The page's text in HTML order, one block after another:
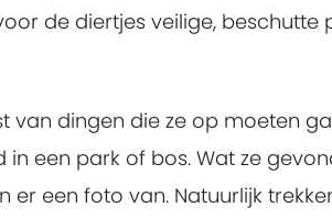
de diertjes veilige, beschutte
van dingen die ze op moeten
een park of bos. Wat ze
er een foto van. Natuurlijk